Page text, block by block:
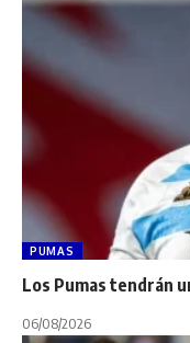
PUMAS
Los Pumas tendrán
06/08/2026